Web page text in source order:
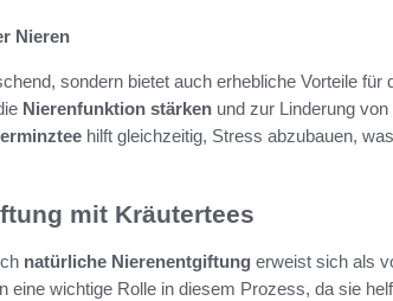
Nieren
sondern bietet auch erhebliche Vorteile für
Nierenfunktion stärken und zur Linderung
hilft gleichzeitig, Stress abzubauen,
mit Kräutertees
natürliche Nierenentgiftung erweist sich als
eine wichtige Rolle in diesem Prozess, da sie